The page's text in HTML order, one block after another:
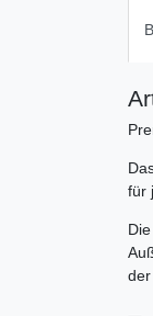
für
der